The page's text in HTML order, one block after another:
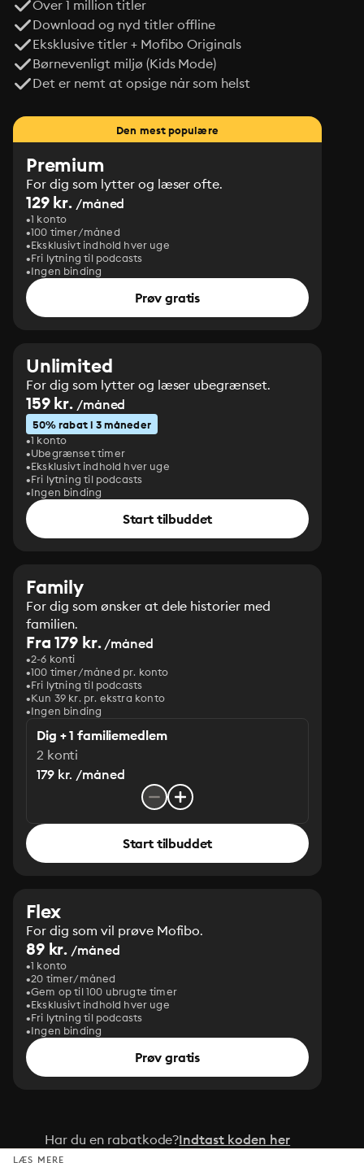
Over 1 million titler
Download og nyd titler offline
Eksklusive titler + Mofibo Originals
Børnevenligt miljø (Kids Mode)
Det er nemt at opsige når som helst
Den mest populære
Premium
For dig som lytter og læser ofte.
129 kr. /måned
1 konto
100 timer/måned
Eksklusivt indhold hver uge
Fri lytning til podcasts
Ingen binding
Prøv gratis
Unlimited
For dig som lytter og læser ubegrænset.
159 kr. /måned
50% rabat i 3 måneder
1 konto
Ubegrænset timer
Eksklusivt indhold hver uge
Fri lytning til podcasts
Ingen binding
Start tilbuddet
Family
For dig som ønsker at dele historier med
familien.
Fra 179 kr./måned
2-6 konti
100 timer/måned pr. konto
Fri lytning til podcasts
Kun 39 kr. pr. ekstra konto
Ingen binding
Dig + 1 familiemedlem
2 konti
179 kr. /måned
Start tilbuddet
Flex
For dig som vil prøve Mofibo.
89 kr. /måned
1 konto
20 timer/måned
Gem op til 100 ubrugte timer
Eksklusivt indhold hver uge
Fri lytning til podcasts
Ingen binding
Prøv gratis
Har du en rabatkode?Indtast koden her
LÆS MERE